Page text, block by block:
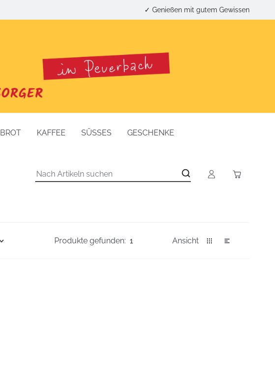
✓ Genießen mit gutem Gewissen
BROT KAFFEE SÜSSES GESCHENKE
Produkte gefunden: 1 Ansicht